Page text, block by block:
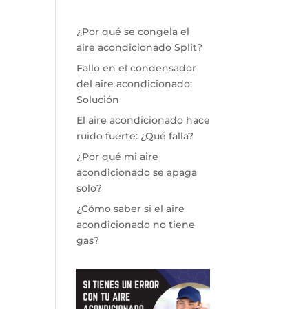
¿Por qué se congela el
aire acondicionado Split?
Fallo en el condensador
del aire acondicionado:
Solución
El aire acondicionado hace
ruido fuerte: ¿Qué falla?
¿Por qué mi aire
acondicionado se apaga
solo?
¿Cómo saber si el aire
acondicionado no tiene
gas?